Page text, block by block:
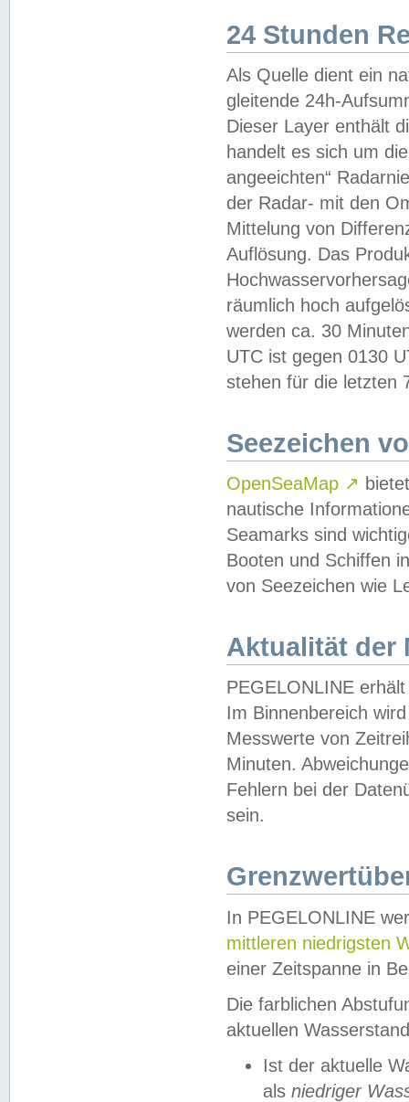
24 Stunden
Als Quelle dient ein
gleitende 24h-
Dieser Layer enthält
handelt es sich um
angeeichten“
der Radar- mit den
Mittelung von
Auflösung. Das
räumlich hoch
werden ca. 30
UTC ist gegen 0130
stehen für die letzten
Seezeichen
OpenSeaMap ↗
nautische
Seamarks sind
Booten und Schiffen
von Seezeichen wie
Aktualität der
PEGELONLINE
Im Binnenbereich
Messwerte von
Minuten.
Fehlern bei der
sein.
In PEGELONLINE
mittleren niedrigsten
einer Zeitspanne in
Die farblichen
aktuellen
Ist der aktuelle
als niedriger